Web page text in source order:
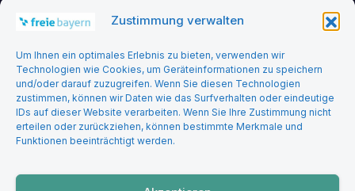
Zustimmung verwalten
Um Ihnen ein optimales Erlebnis zu bieten, verwenden wir
Technologien wie Cookies, um Geräteinformationen zu speichern
und/oder darauf zuzugreifen. Wenn Sie diesen Technologien
zustimmen, können wir Daten wie das Surfverhalten oder eindeutige
IDs auf dieser Website verarbeiten. Wenn Sie Ihre Zustimmung nicht
erteilen oder zurückziehen, können bestimmte Merkmale und
Funktionen beeinträchtigt werden.
Freie Bayern